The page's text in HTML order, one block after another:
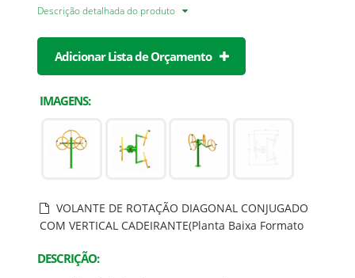
Descrição detalhada do produto
Adicionar Lista de Orçamento
IMAGENS:
VOLANTE DE ROTAÇÃO DIAGONAL CONJUGADO
COM VERTICAL CADEIRANTE(Planta Baixa Formato
DESCRIÇÃO: